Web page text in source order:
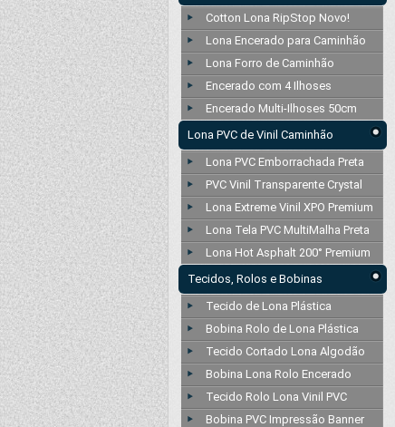
Cotton Lona RipStop Novo!
Lona Encerado para Caminhão
Lona Forro de Caminhão
Encerado com 4 Ilhoses
Encerado Multi-Ilhoses 50cm
Lona PVC de Vinil Caminhão
Lona PVC Emborrachada Preta
PVC Vinil Transparente Crystal
Lona Extreme Vinil XPO Premium
Lona Tela PVC MultiMalha Preta
Lona Hot Asphalt 200° Premium
Tecidos, Rolos e Bobinas
Tecido de Lona Plástica
Bobina Rolo de Lona Plástica
Tecido Cortado Lona Algodão
Bobina Lona Rolo Encerado
Tecido Rolo Lona Vinil PVC
Bobina PVC Impressão Banner